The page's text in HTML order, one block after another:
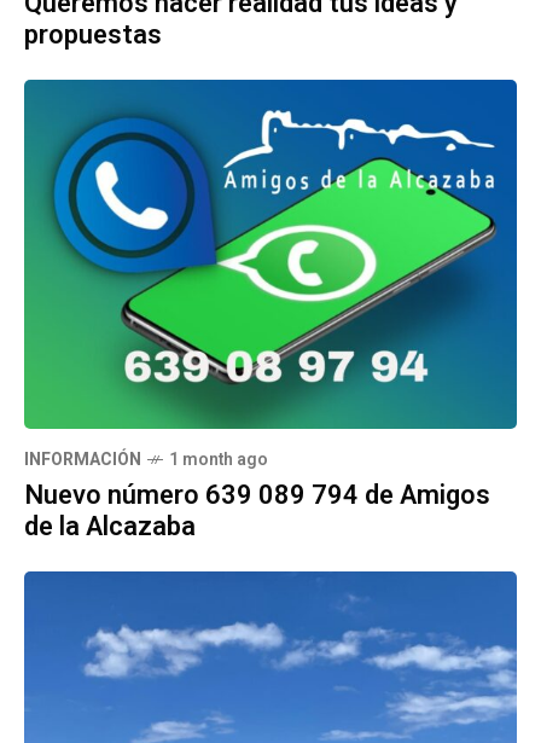
propuestas
INFORMACIÓN 1 month ago
Nuevo número 639 089 794 de Amigos
de la Alcazaba